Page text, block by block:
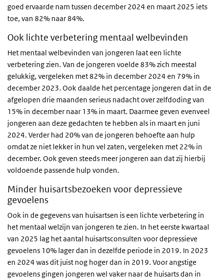
goed ervaarde nam tussen december 2024 en maart 2025 iets
toe, van 82% naar 84%.
Ook lichte verbetering mentaal welbevinden
Het mentaal welbevinden van jongeren laat een lichte
verbetering zien. Van de jongeren voelde 83% zich meestal
gelukkig, vergeleken met 82% in december 2024 en 79% in
december 2023. Ook daalde het percentage jongeren dat in de
afgelopen drie maanden serieus nadacht over zelfdoding van
15% in december naar 13% in maart. Daarmee geven evenveel
jongeren aan deze gedachten te hebben als in maart en juni
2024. Verder had 20% van de jongeren behoefte aan hulp
omdat ze niet lekker in hun vel zaten, vergeleken met 22% in
december. Ook geven steeds meer jongeren aan dat zij hierbij
voldoende passende hulp vonden.
Minder huisartsbezoeken voor depressieve
gevoelens
Ook in de gegevens van huisartsen is een lichte verbetering in
het mentaal welzijn van jongeren te zien. In het eerste kwartaal
van 2025 lag het aantal huisartsconsulten voor depressieve
gevoelens 10% lager dan in dezelfde periode in 2019. In 2023
en 2024 was dit juist nog hoger dan in 2019. Voor angstige
gevoelens gingen jongeren wel vaker naar de huisarts dan in